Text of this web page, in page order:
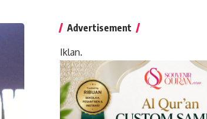
Advertisement
Iklan.